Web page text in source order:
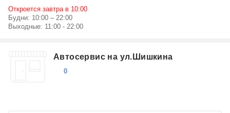
Откроется завтра в 10:00
Будни: 10:00 – 22:00
Выходные: 11:00 - 22:00
Автосервис на ул.Шишкина
0